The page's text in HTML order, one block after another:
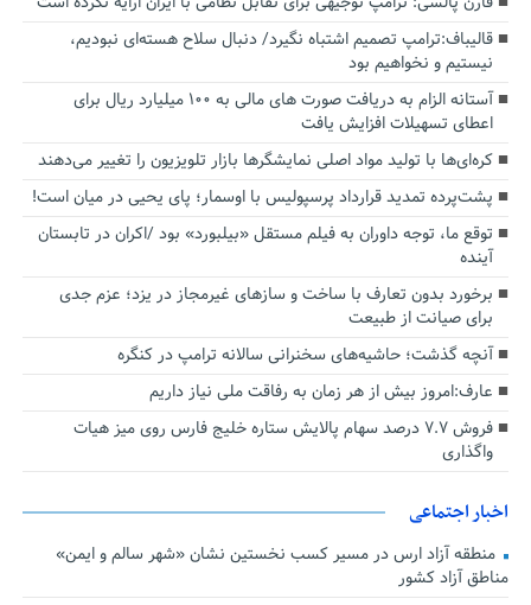
قالیباف:ترامپ تصمیم اشتباه نگیرد/ دنبال سلاح هسته‌ای نبودیم،
نیستیم و نخواهیم بود
آستانه الزام به دریافت صورت های مالی به ۱۰۰ میلیارد ریال برای
اعطای تسهیلات افزایش یافت
کره‌ای‌ها با تولید مواد اصلی نمایشگرها بازار تلویزیون را تغییر می‌دهند
پشت‌پرده تمدید قرارداد پرسپولیس با اوسمار؛ پای یحیی در میان است!
توقع ما، توجه داوران به فیلم مستقل «بیلبورد» بود /اکران در تابستان
آینده
برخورد بدون تعارف با ساخت‌ و سازهای غیرمجاز در یزد؛ عزم جدی
برای صیانت از طبیعت
آنچه گذشت؛ حاشیه‌های سخنرانی سالانه ترامپ در کنگره
عارف:امروز بیش از هر زمان به رفاقت ملی نیاز داریم
فروش ۷.۷ درصد سهام پالایش ستاره خلیج فارس روی میز هیات
واگذاری
اخبار اجتماعی
منطقه آزاد ارس در مسیر کسب نخستین نشان «شهر سالم و ایمن»
مناطق آزاد کشور